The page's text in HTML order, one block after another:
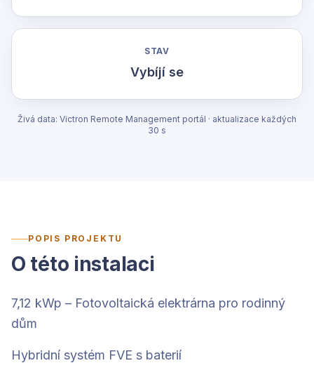
STAV
Vybíjí se
Živá data: Victron Remote Management portál · aktualizace každých
30 s
POPIS PROJEKTU
O této instalaci
7,12 kWp – Fotovoltaická elektrárna pro rodinný
dům
Hybridní systém FVE s baterií